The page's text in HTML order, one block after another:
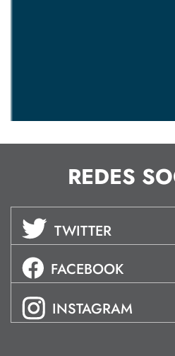
REDES
TWITTER
FACEBOOK
INSTAGRAM